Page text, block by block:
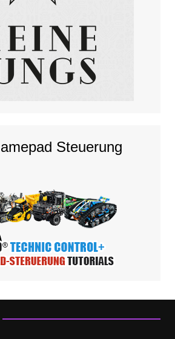
Steuerung